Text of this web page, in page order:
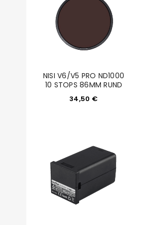
NISI V6/V5 PRO ND1000
10 STOPS 86MM RUND
34,50 €